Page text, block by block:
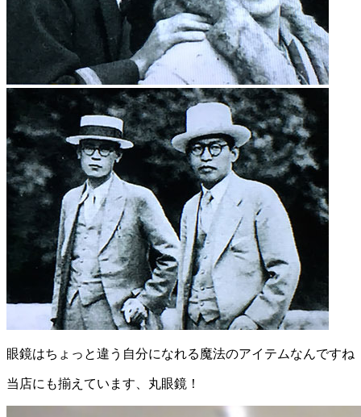
眼鏡はちょっと違う自分になれる魔法のアイテムなんですね
当店にも揃えています、丸眼鏡！